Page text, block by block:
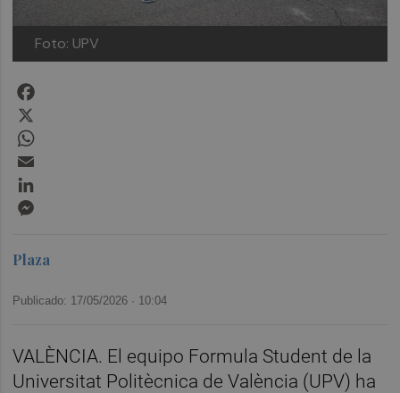
Foto: UPV
Plaza
Publicado: 17/05/2026 · 10:04
VALÈNCIA. El equipo Formula Student de la
Universitat Politècnica de València (UPV) ha